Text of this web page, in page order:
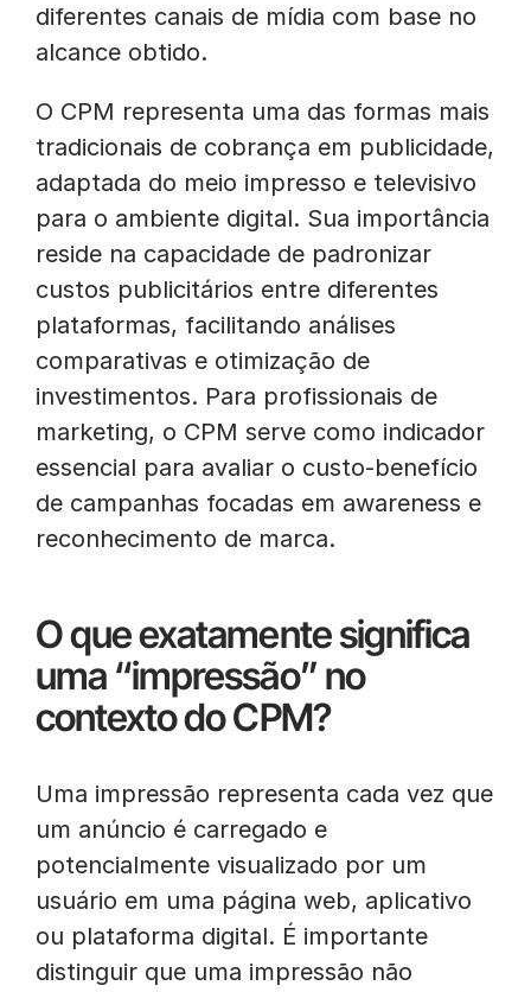
diferentes canais de mídia com base no
alcance obtido.
O CPM representa uma das formas mais
tradicionais de cobrança em publicidade,
adaptada do meio impresso e televisivo
para o ambiente digital. Sua importância
reside na capacidade de padronizar
custos publicitários entre diferentes
plataformas, facilitando análises
comparativas e otimização de
investimentos. Para profissionais de
marketing, o CPM serve como indicador
essencial para avaliar o custo-benefício
de campanhas focadas em awareness e
reconhecimento de marca.
O que exatamente significa
uma “impressão” no
contexto do CPM?
Uma impressão representa cada vez que
um anúncio é carregado e
potencialmente visualizado por um
usuário em uma página web, aplicativo
ou plataforma digital. É importante
distinguir que uma impressão não